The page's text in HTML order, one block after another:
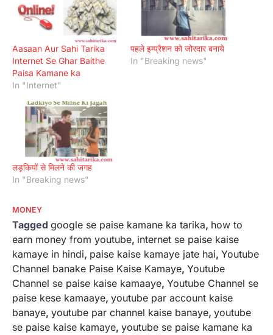
Aasaan Aur Sahi Tarika
Internet Se Ghar Baithe
Paisa Kamane ka
In "Internet"
पहले इम्प्रैशन को जोरदार बनाये
In "Breaking news"
लड़कियों से मिलने की जगह
In "Breaking news"
MONEY
Tagged google se paise kamane ka tarika, how to
earn money from youtube, internet se paise kaise
kamaye in hindi, paise kaise kamaye jate hai, Youtube
Channel banake Paise Kaise Kamaye, Youtube
Channel se paise kaise kamaaye, Youtube Channel se
paise kese kamaaye, youtube par account kaise
banaye, youtube par channel kaise banaye, youtube
se paise kaise kamaye, youtube se paise kamane ka